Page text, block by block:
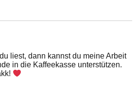
liest, dann kannst du meine Arbeit
in die Kaffeekasse unterstützen.